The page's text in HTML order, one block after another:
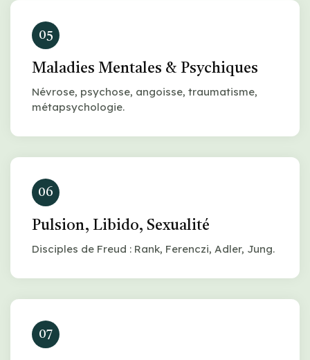
05
Maladies Mentales & Psychiques
Névrose, psychose, angoisse, traumatisme,
métapsychologie.
06
Pulsion, Libido, Sexualité
Disciples de Freud : Rank, Ferenczi, Adler, Jung.
07